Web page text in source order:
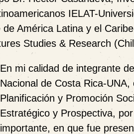
IELAT-
América Latina y el
Studies & Research
En mi calidad de integrante
Nacional de Costa Rica-
Planificación y Promoción
Estratégico y Prospectiva,
importante, en que fue